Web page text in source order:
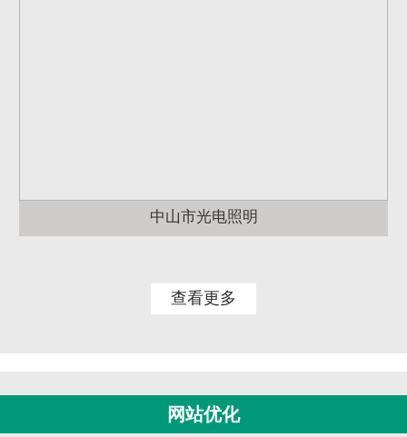
中山市光电照明
查看更多
网站优化